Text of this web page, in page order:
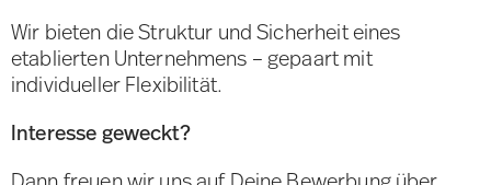
Wir bieten die Struktur und Sicherheit eines
etablierten Unternehmens – gepaart mit
individueller Flexibilität.
Interesse geweckt?